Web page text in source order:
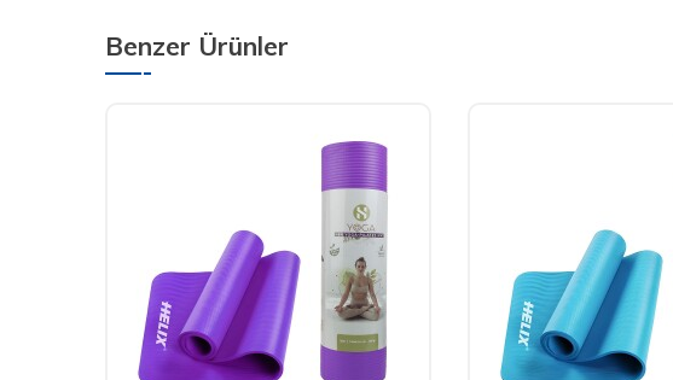
Benzer Ürünler